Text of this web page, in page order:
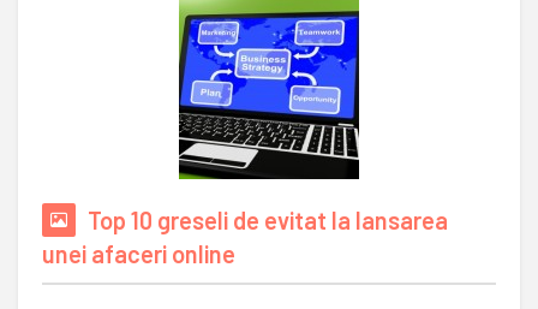
Top 10 greseli de evitat la lansarea
unei afaceri online